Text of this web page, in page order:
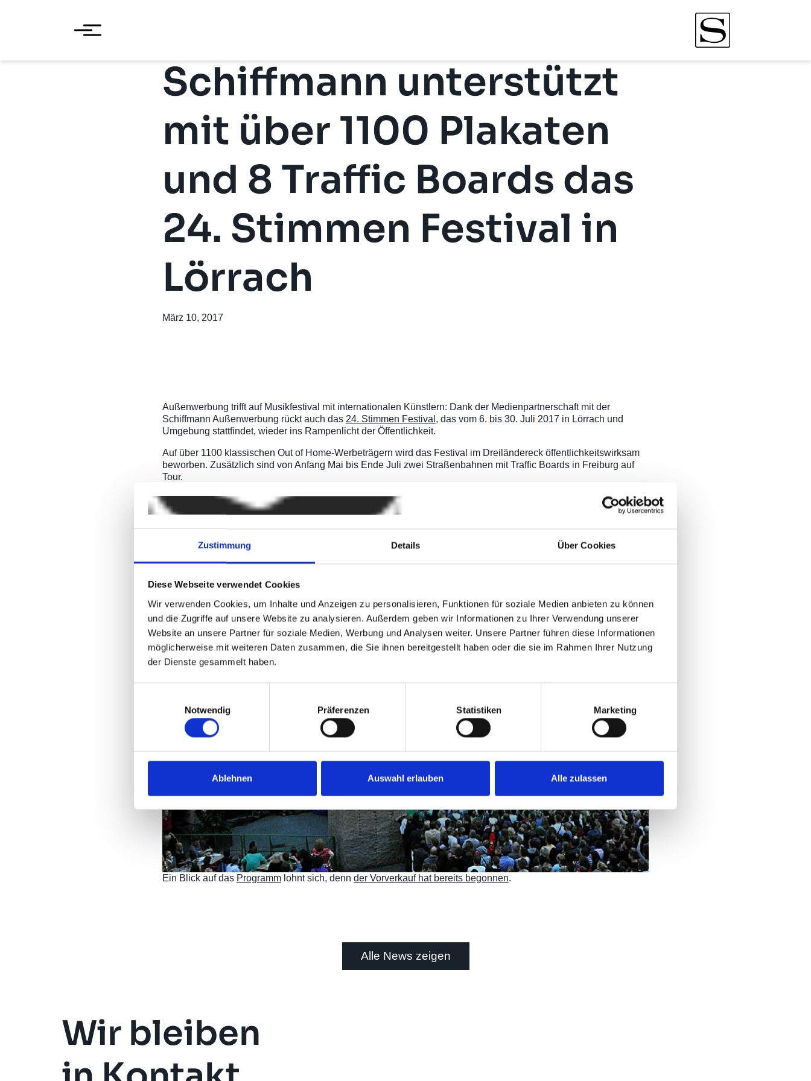
Zustimmung Details Über Cookies
Diese Webseite verwendet Cookies
Wir verwenden Cookies, um Inhalte und Anzeigen zu personalisieren, Funktionen für soziale Medien anbieten zu können
und die Zugriffe auf unsere Website zu analysieren. Außerdem geben wir Informationen zu Ihrer Verwendung unserer
Website an unsere Partner für soziale Medien, Werbung und Analysen weiter. Unsere Partner führen diese Informationen
möglicherweise mit weiteren Daten zusammen, die Sie ihnen bereitgestellt haben oder die sie im Rahmen Ihrer Nutzung
der Dienste gesammelt haben.
Notwendig
Präferenzen Statistiken Marketing
Ablehnen Auswahl erlauben Alle zulassen
Schiffmann unterstützt
mit über 1100 Plakaten
und 8 Traffic Boards das
24. Stimmen Festival in
Lörrach
März 10, 2017
Außenwerbung trifft auf Musikfestival mit internationalen Künstlern: Dank der Medienpartnerschaft mit der
Schiffmann Außenwerbung rückt auch das 24. Stimmen Festival , das vom 6. bis 30. Juli 2017 in Lörrach und
Umgebung stattfindet, wieder ins Rampenlicht der Öffentlichkeit.
Auf über 1100 klassischen Out of Home-Werbeträgern wird das Festival im Dreiländereck öffentlichkeitswirksam
beworben. Zusätzlich sind von Anfang Mai bis Ende Juli zwei Straßenbahnen mit Traffic Boards in Freiburg auf
Tour.
Die Schiffmann-Gruppe unterstützt das Festival seit vielen Jahren, denn Musik kann Brücken bauen und
Menschen verbinden. „Wir freuen uns sehr, auch in diesem Jahr als Stimmen-Sponsor mit dabei sein zu dürfen,“
Ein Blick auf das Programmlohnt sich, denn der Vorverkauf hat bereits begonnen.
Alle News zeigen
Wir bleiben